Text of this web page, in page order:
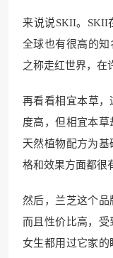
来说说SKII。SKII
全球也有很高的知
之称走红世界，在
再看看相宜本草
度高，但相宜本
天然植物配方为
格和效果方面都很
然后，兰芝这个品
而且性价比高，
女生都用过它家